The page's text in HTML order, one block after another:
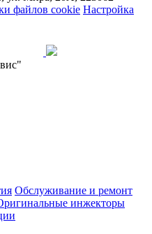
файлов cookie Настройка
Обслуживание и ремонт
инжекторы